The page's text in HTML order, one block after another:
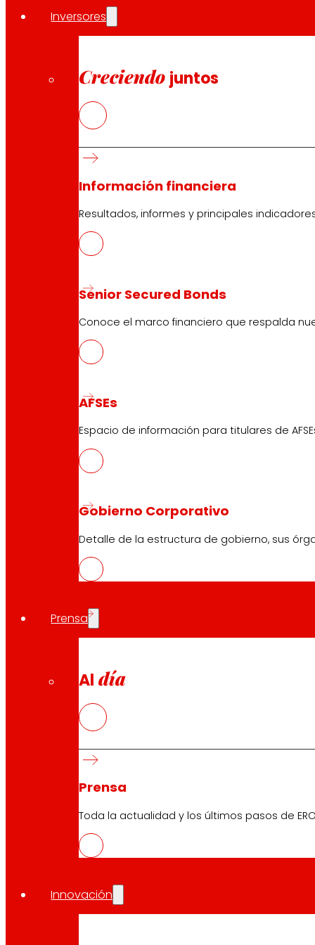
Inversores
Creciendo juntos
Información financiera
Resultados, informes y principales
Senior Secured Bonds
Conoce el marco financiero que respalda
AFSEs
Espacio de información para titulares de
Gobierno Corporativo
Detalle de la estructura de gobierno, sus
Prensa
Al día
Prensa
Toda la actualidad y los últimos pasos de
Innovación
EROSKI, en colaboración con sus proveedores,
fidelización.“Hemos hecho un enorme esfuerzo para
de los precios en un contexto inflacionario
Deuda financiera normalizada
En el ejercicio 2022 EROSKI redujo la deuda
La cooperativa obtiene 32 M€ de beneficio
Por su parte, la matriz cooperativa EROSKI S.COOP.
EROSKI incorporó a 1.268 personas como socios
Sobre EROSKI
EROSKI es el primer grupo de distribución de
en ese mercado. Su red comercial, a cierre del 2022,
EROSKI cerró el ejercicio 2022 con un
Compartir en: